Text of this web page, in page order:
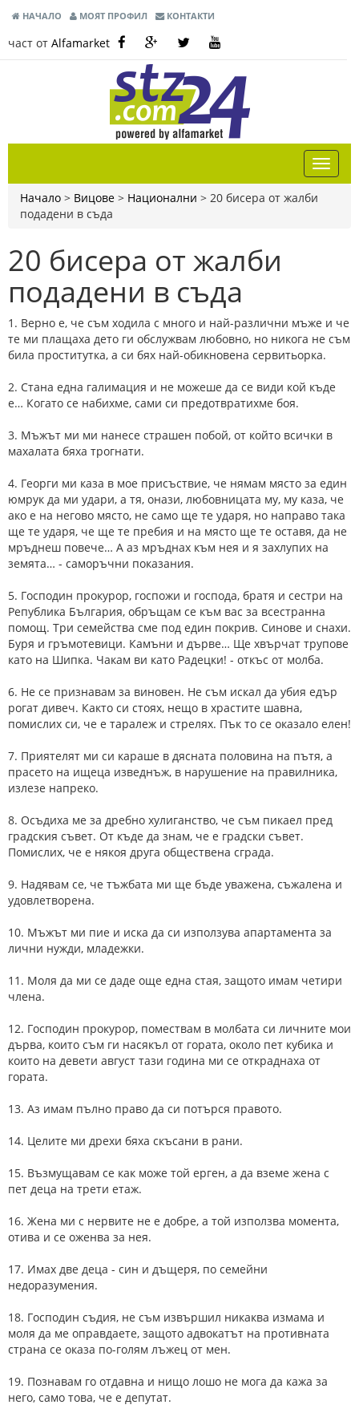
НАЧАЛО МОЯТ ПРОФИЛ КОНТАКТИ
част от Alfamarket
Начало > Вицове > Национални > 20 бисера от жалби
подадени в съда
20 бисера от жалби
подадени в съда
1. Верно е, че съм ходила с много и най-различни мъже и че
те ми плащаха дето ги обслужвам любовно, но никога не съм
била проститутка, а си бях най-обикновена сервитьорка.
2. Стана една галимация и не можеше да се види кой къде
е… Когато се набихме, сами си предотвратихме боя.
3. Мъжът ми ми нанесе страшен побой, от който всички в
махалата бяха трогнати.
4. Георги ми каза в мое присъствие, че нямам място за един
юмрук да ми удари, а тя, онази, любовницата му, му каза, че
ако е на негово място, не само ще те ударя, но направо така
ще те ударя, че ще те пребия и на място ще те оставя, да не
мръднеш повече… А аз мръднах към нея и я захлупих на
земята… - саморъчни показания.
5. Господин прокурор, госпожи и господа, братя и сестри на
Република България, обръщам се към вас за всестранна
помощ. Три семейства сме под един покрив. Синове и снахи.
Буря и гръмотевици. Камъни и дърве… Ще хвърчат трупове
като на Шипка. Чакам ви като Радецки! - oткъс от молба.
6. Не се признавам за виновен. Не съм искал да убия едър
рогат дивеч. Както си стоях, нещо в храстите шавна,
помислих си, че е таралеж и стрелях. Пък то се оказало елен!
7. Приятелят ми си караше в дясната половина на пътя, а
прасето на ищеца изведнъж, в нарушение на правилника,
излезе напреко.
8. Осъдиха ме за дребно хулиганство, че съм пикаел пред
градския съвет. От къде да знам, че е градски съвет.
Помислих, че е някоя друга обществена сграда.
9. Надявам се, че тъжбата ми ще бъде уважена, съжалена и
удовлетворена.
10. Мъжът ми пие и иска да си използува апартамента за
лични нужди, младежки.
11. Моля да ми се даде още една стая, защото имам четири
члена.
12. Господин прокурор, помествам в молбата си личните мои
дърва, които съм ги насякъл от гората, около пет кубика и
които на девети август тази година ми се откраднаха от
гората.
13. Аз имам пълно право да си потърся правото.
14. Целите ми дрехи бяха скъсани в рани.
15. Възмущавам се как може той ерген, а да вземе жена с
пет деца на трети етаж.
16. Жена ми с нервите не е добре, а той използва момента,
отива и се оженва за нея.
17. Имах две деца - син и дъщеря, по семейни
недоразумения.
18. Господин съдия, не съм извършил никаква измама и
моля да ме оправдаете, защото адвокатът на противната
страна се оказа по-голям лъжец от мен.
19. Познавам го отдавна и нищо лошо не мога да кажа за
него, само това, че е депутат.